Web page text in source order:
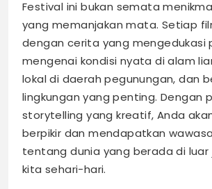
Festival ini bukan semata
yang memanjakan mata. Setiap
dengan cerita yang mengedukasi
mengenai kondisi nyata di alam
lokal di daerah pegunungan, dan
lingkungan yang penting. Dengan
storytelling yang kreatif, Anda
berpikir dan mendapatkan
tentang dunia yang berada di luar
kita sehari-hari.